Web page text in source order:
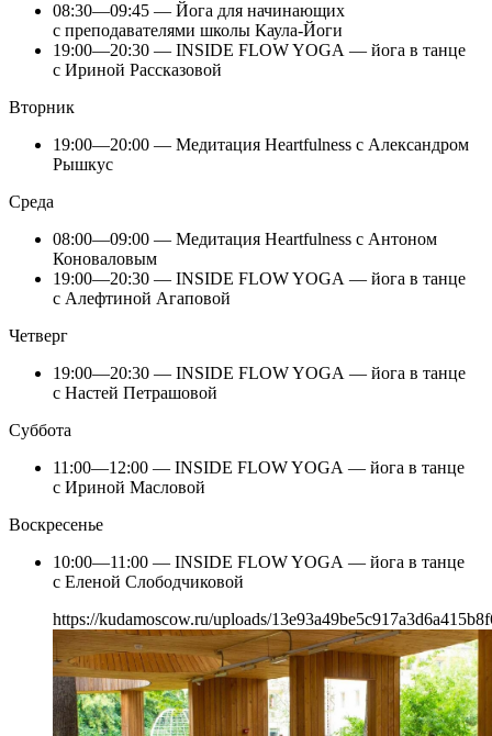
08:30—09:45 — Йога для начинающих
с преподавателями школы Каула-Йоги
19:00—20:30 — INSIDE FLOW YOGA — йога в танце
с Ириной Рассказовой
Вторник
19:00—20:00 — Медитация Heartfulness c Александром
Рышкус
Среда
08:00—09:00 — Медитация Heartfulness c Антоном
Коноваловым
19:00—20:30 — INSIDE FLOW YOGA — йога в танце
с Алефтиной Агаповой
Четверг
19:00—20:30 — INSIDE FLOW YOGA — йога в танце
с Настей Петрашовой
Суббота
11:00—12:00 — INSIDE FLOW YOGA — йога в танце
с Ириной Масловой
Воскресенье
10:00—11:00 — INSIDE FLOW YOGA — йога в танце
с Еленой Слободчиковой
https://kudamoscow.ru/uploads/